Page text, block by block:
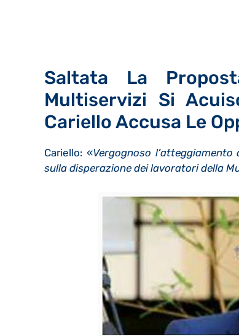
Saltata La
Multiservizi Si
Cariello Accusa Le
Cariello: «Vergognoso
sulla disperazione dei lavoratori della